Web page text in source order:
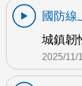
國防線
城鎮韌
2025/11/